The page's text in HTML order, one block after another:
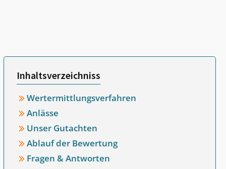
Inhaltsverzeichniss
Wertermittlungsverfahren
Anlässe
Unser Gutachten
Ablauf der Bewertung
Fragen & Antworten